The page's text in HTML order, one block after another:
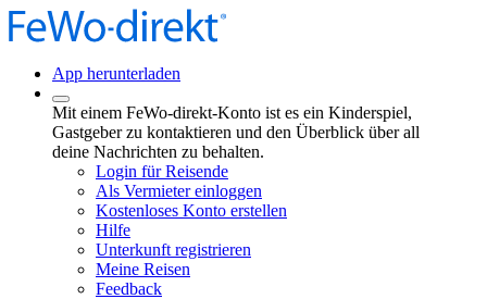
App herunterladen
Mit einem FeWo-direkt-Konto ist es ein Kinderspiel,
Gastgeber zu kontaktieren und den Überblick über all
deine Nachrichten zu behalten.
Login für Reisende
Als Vermieter einloggen
Kostenloses Konto erstellen
Hilfe
Unterkunft registrieren
Meine Reisen
Feedback